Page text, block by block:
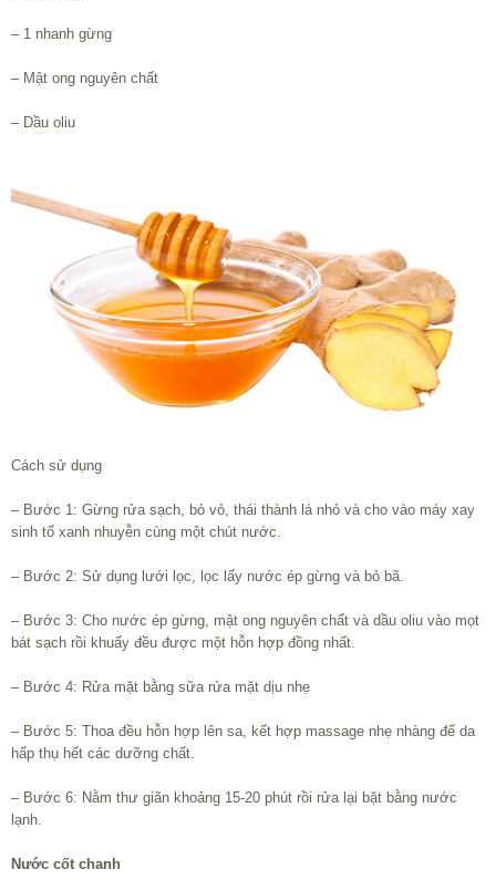
– 1 nhanh gừng
– Mật ong nguyên chất
– Dầu oliu
Cách sử dụng
– Bước 1: Gừng rửa sạch, bỏ vỏ, thái thành lá nhỏ và cho vào máy xay
sinh tố xanh nhuyễn cùng một chút nước.
– Bước 2: Sử dụng lưới lọc, lọc lấy nước ép gừng và bỏ bã.
– Bước 3: Cho nước ép gừng, mật ong nguyên chất và dầu oliu vào mọt
bát sạch rồi khuấy đều được một hỗn hợp đồng nhất.
– Bước 4: Rửa mặt bằng sữa rửa mặt dịu nhẹ
– Bước 5: Thoa đều hỗn hợp lên sa, kết hợp massage nhẹ nhàng để da
hấp thụ hết các dưỡng chất.
– Bước 6: Nằm thư giãn khoảng 15-20 phút rồi rửa lại bặt bằng nước
lạnh.
Nước cốt chanh